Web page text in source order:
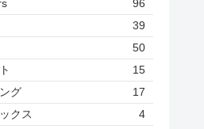
96
39
50
15
グ
17
クス
4